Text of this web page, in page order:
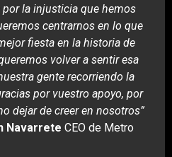
la injusticia que hemos
centrarnos en lo que
fiesta en la historia de
volver a sentir esa
gente recorriendo la
por vuestro apoyo, por
dejar de creer en nosotros”
Navarrete CEO de Metro